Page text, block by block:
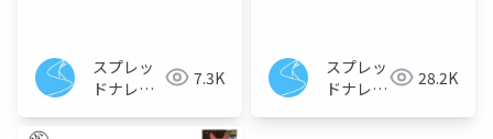
ションの実行
スプレッ
ドナレッ
7.3K
YOLACTを学習
スプレッ
ドナレッ
28.2K